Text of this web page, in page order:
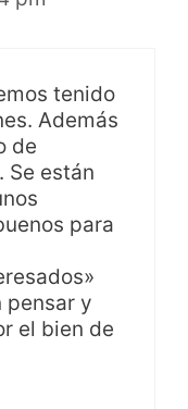
tenido
Además
de
Se están
para
pensar y
el bien de